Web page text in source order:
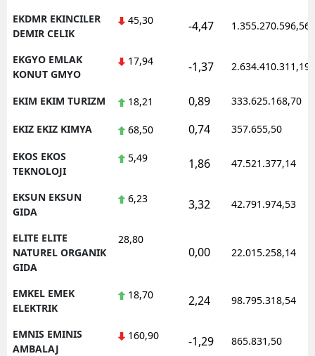
EKDMR EKINCILER
DEMIR CELIK
45,30 -4,47 1.355.270.596,56
EKGYO EMLAK
KONUT GMYO
17,94 -1,37 2.634.410.311,19
EKIM EKIM TURIZM 18,21 0,89 333.625.168,70
EKIZ EKIZ KIMYA 68,50 0,74 357.655,50
EKOS EKOS
TEKNOLOJI
5,49 1,86 47.521.377,14
EKSUN EKSUN
GIDA
6,23 3,32 42.791.974,53
ELITE ELITE
NATUREL ORGANIK
GIDA
28,80
0,00 22.015.258,14
EMKEL EMEK
ELEKTRIK
18,70 2,24 98.795.318,54
EMNIS EMINIS
AMBALAJ
160,90 -1,29 865.831,50